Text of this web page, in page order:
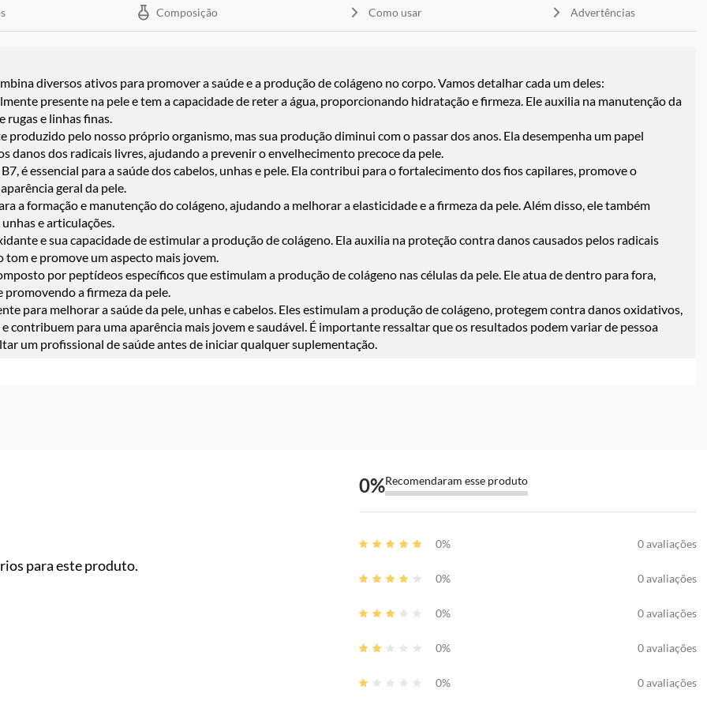
Composição Como usar Advertências
diversos ativos para promover a saúde e a produção de colágeno no corpo. Vamos detalhar cada um deles:
presente na pele e tem a capacidade de reter a água, proporcionando hidratação e firmeza. Ele auxilia na manutenção da
rugas e linhas finas.
pelo nosso próprio organismo, mas sua produção diminui com o passar dos anos. Ela desempenha um papel
danos dos radicais livres, ajudando a prevenir o envelhecimento precoce da pele.
é essencial para a saúde dos cabelos, unhas e pele. Ela contribui para o fortalecimento dos fios capilares, promove o
geral da pele.
a formação e manutenção do colágeno, ajudando a melhorar a elasticidade e a firmeza da pele. Além disso, ele também
e articulações.
e sua capacidade de estimular a produção de colágeno. Ela auxilia na proteção contra danos causados pelos radicais
e promove um aspecto mais jovem.
por peptídeos específicos que estimulam a produção de colágeno nas células da pele. Ele atua de dentro para fora,
a firmeza da pele.
para melhorar a saúde da pele, unhas e cabelos. Eles estimulam a produção de colágeno, protegem contra danos oxidativos,
contribuem para uma aparência mais jovem e saudável. É importante ressaltar que os resultados podem variar de pessoa
um profissional de saúde antes de iniciar qualquer suplementação.
para este produto.
0%Recomendaram esse produto
0% 0 avaliações
0% 0 avaliações
0% 0 avaliações
0% 0 avaliações
0% 0 avaliações